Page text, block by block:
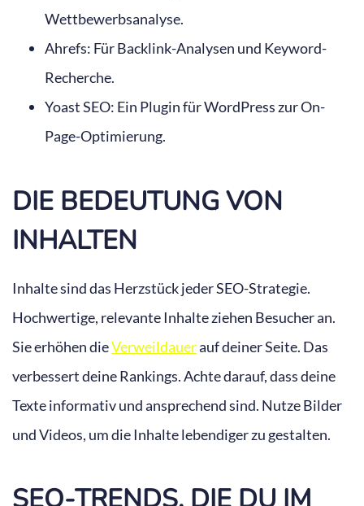
Wettbewerbsanalyse.
Ahrefs: Für Backlink-Analysen und Keyword-
Recherche.
Yoast SEO: Ein Plugin für WordPress zur On-
Page-Optimierung.
DIE BEDEUTUNG VON
INHALTEN
Inhalte sind das Herzstück jeder SEO-Strategie.
Hochwertige, relevante Inhalte ziehen Besucher an.
Sie erhöhen dieVerweildauerauf deiner Seite. Das
verbessert deine Rankings. Achte darauf, dass deine
Texte informativ und ansprechend sind. Nutze Bilder
und Videos, um die Inhalte lebendiger zu gestalten.